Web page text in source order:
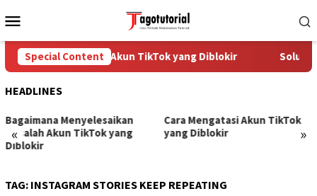
to
Menu
Special Content
Cara Mengatasi Akun TikTok yang Diblokir Solusi
HEADLINES
« »
Bagaimana Menyelesaikan
Masalah Akun TikTok yang
Diblokir
Cara Mengatasi Akun TikTok
yang Diblokir
TAG: INSTAGRAM STORIES KEEP REPEATING